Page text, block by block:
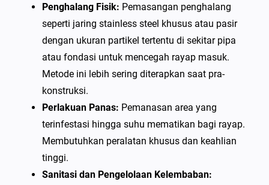
Penghalang Fisik: Pemasangan penghalang
seperti jaring stainless steel khusus atau pasir
dengan ukuran partikel tertentu di sekitar pipa
atau fondasi untuk mencegah rayap masuk.
Metode ini lebih sering diterapkan saat pra-
konstruksi.
Perlakuan Panas: Pemanasan area yang
terinfestasi hingga suhu mematikan bagi rayap.
Membutuhkan peralatan khusus dan keahlian
tinggi.
Sanitasi dan Pengelolaan Kelembaban: